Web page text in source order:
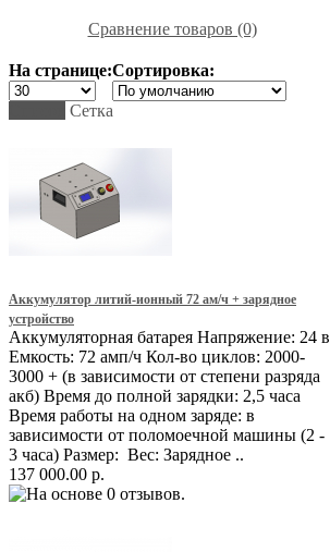
Сравнение товаров (0)
На странице:Сортировка:
Сетка
Аккумулятор литий-ионный 72 ам/ч + зарядное
устройство
Аккумуляторная батарея Напряжение: 24 в
Емкость: 72 амп/ч Кол-во циклов: 2000-
3000 + (в зависимости от степени разряда
акб) Время до полной зарядки: 2,5 часа
Время работы на одном заряде: в
зависимости от поломоечной машины (2 -
3 часа) Размер: Вес: Зарядное ..
137 000.00 р.